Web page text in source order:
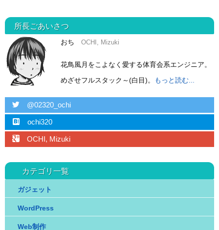
所長ごあいさつ
おち OCHI, Mizuki
花鳥風月をこよなく愛する体育会系エンジニア。
めざせフルスタック～(白目)。
もっと読む...
twitter @02320_ochi
hatebu ochi320
googleplus OCHI, Mizuki
カテゴリ一覧
ガジェット
WordPress
Web制作